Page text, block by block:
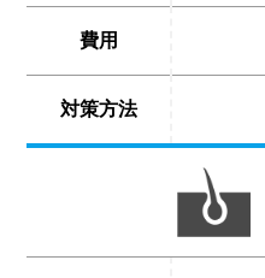
費用
対策方法